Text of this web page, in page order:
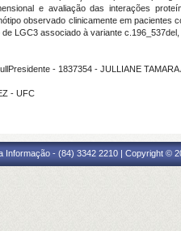
e avaliação das interações
observado clinicamente em
LGC3 associado à variante
- 1837354 - JULLIANE
- UFC
Informação - (84) 3342 2210 | Copyright ©